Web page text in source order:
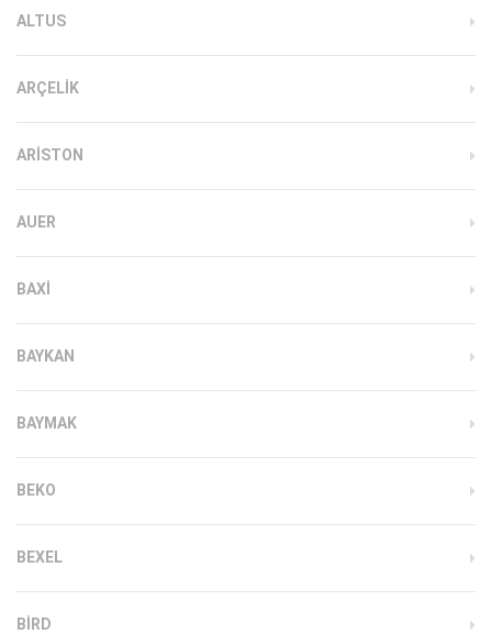
ALTUS
ARÇELIK
ARISTON
AUER
BAXI
BAYKAN
BAYMAK
BEKO
BEXEL
BIRD